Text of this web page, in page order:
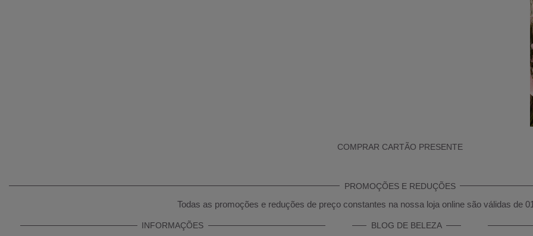
COMPRAR CARTÃO PRESENTE
PROMOÇÕES E REDUÇÕES
Todas as promoções e reduções de preço constantes na nossa loja online são válidas de
INFORMAÇÕES BLOG DE BELEZA